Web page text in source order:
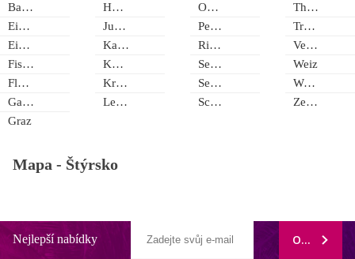
Bad Mitterndorf
Eibiswald
Eisenerz
Fischbach
Fladnitz an der Teichalm
Gamlitz
Graz
Hochkar
Judenburg
Karnerviertel
Köflach
Kreischberg - Murau
Leibnitz
Oberwölz-Lachtal
Peterdorf
Riesneralm/Donnersbachwald
Seckau
Seggauberg
Schladming - Dachstein
Therme Loipersdorf
Trahütten
Veitsch
Weiz
Wenigzell
Zeltweg
Mapa - Štýrsko
Nejlepší nabídky ODEBÍRAT